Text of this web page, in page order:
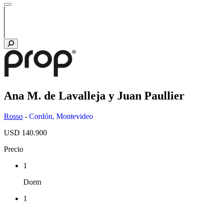
Ana M. de Lavalleja y Juan Paullier
Rosso - Cordón, Montevideo
USD 140.900
Precio
1
Dorm
1